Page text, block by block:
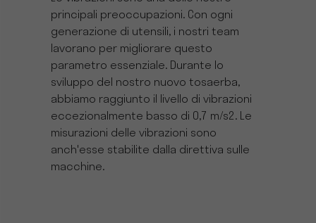
principali preoccupazioni. Con ogni
generazione di utensili, i nostri team
lavorano per migliorare questo
parametro essenziale. Durante lo
sviluppo del nostro nuovo tosaerba,
abbiamo raggiunto il livello di vibrazioni
eccezionalmente basso di 0,7 m/s2. Le
misurazioni delle vibrazioni sono
anch'esse stabilite dalla direttiva sulle
macchine.